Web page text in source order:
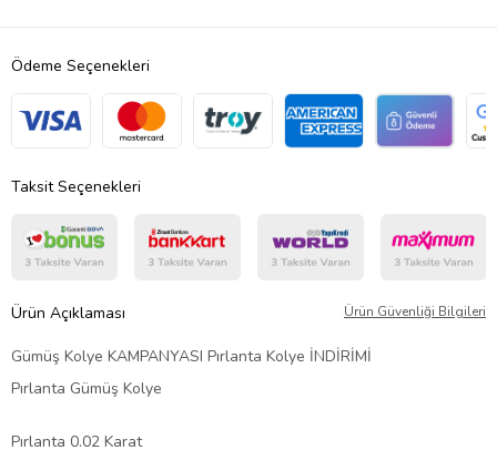
Ödeme Seçenekleri
Taksit Seçenekleri
Ürün Açıklaması Ürün Güvenliği Bilgileri
Gümüş Kolye KAMPANYASI Pırlanta Kolye İNDİRİMİ
Pırlanta Gümüş Kolye
Pırlanta 0.02 Karat